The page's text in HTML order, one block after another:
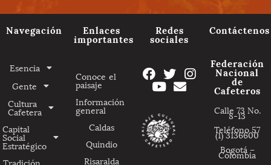
Navegación
Esencia
Gente
Cultura
Cafetera
Capital
Social
Estratégico
Tradición
Enlaces
importantes
Conoce el
paisaje
Información
general
Caldas
Quindio
Risaralda
Redes
sociales
Contáctenos
Federación
Nacional
de
Cafeteros
Calle 73 No.
8-13
Teléfono 57
(1) 3136600
Bogotá –
Colombia